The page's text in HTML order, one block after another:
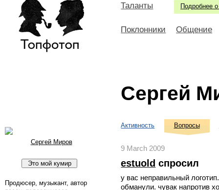
Подробнее о
Таланты
Поклонники Общение
Сергей
Сергей Миров
Продюсер, музыкант, автор
Активность Вопросы
9 March 2009
estuold спросил
у вас неправильный
обманули. чувак напротив